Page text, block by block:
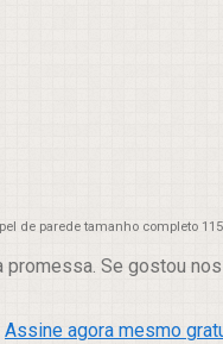
de parede tamanho completo
Se gostou
Assine agora mesmo